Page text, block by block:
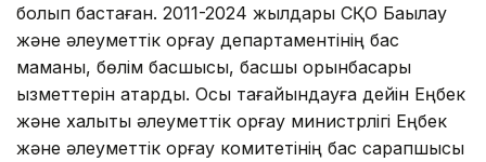
болып бастаған. 2011-2024 жылдары СҚО Бақылау
және әлеуметтік қорғау департаментінің бас
маманы, бөлім басшысы, басшы орынбасары
қызметтерін атқарды. Осы тағайындауға дейін Еңбек
және халықты әлеуметтік қорғау министрлігі Еңбек
және әлеуметтік қорғау комитетінің бас сарапшысы